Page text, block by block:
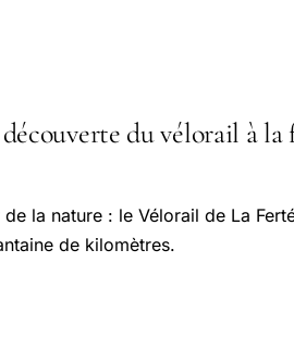
du vélorail à la
la nature : le Vélorail de La
de kilomètres.